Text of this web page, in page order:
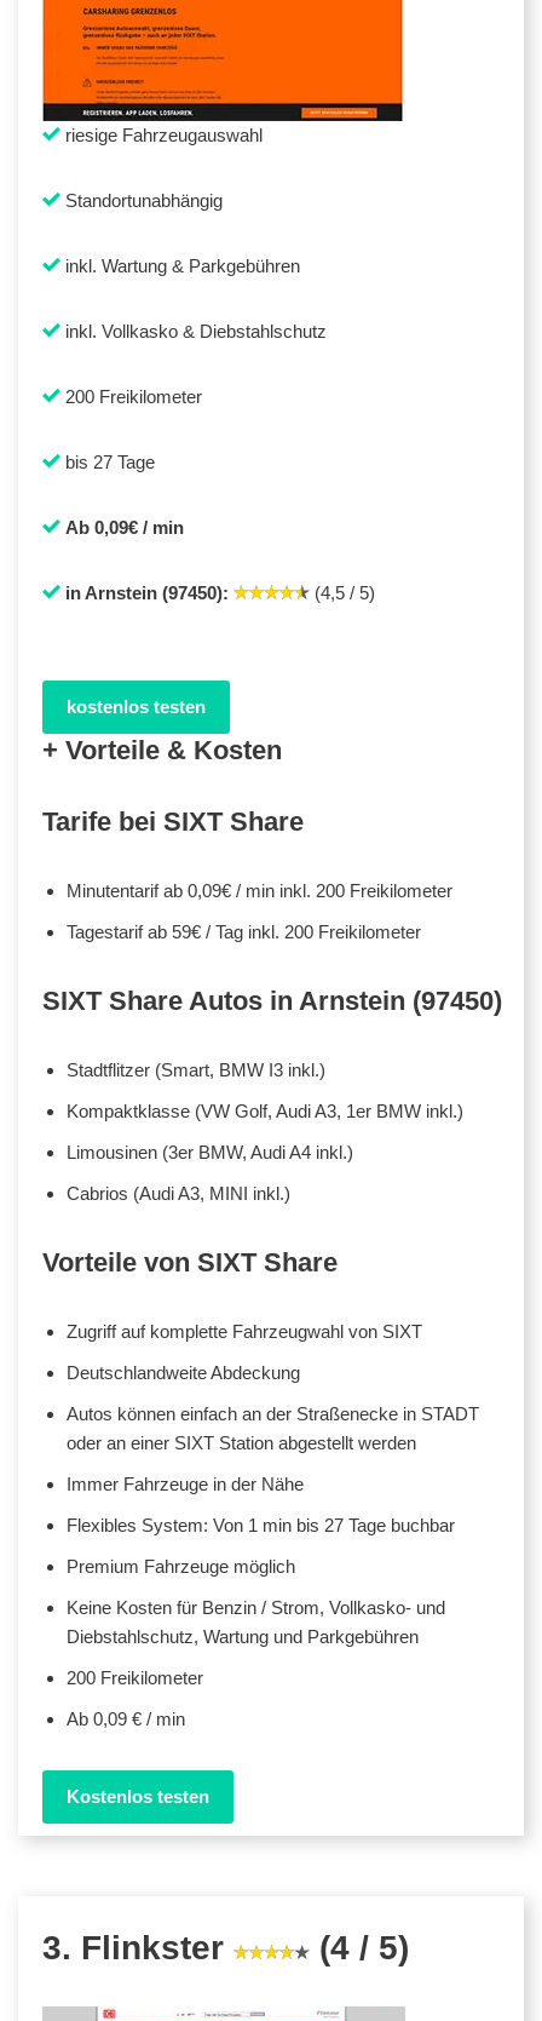
riesige Fahrzeugauswahl
Standortunabhängig
inkl. Wartung & Parkgebühren
inkl. Vollkasko & Diebstahlschutz
200 Freikilometer
bis 27 Tage
Ab 0,09€ / min
in Arnstein (97450): (4,5 / 5)
kostenlos testen
+ Vorteile & Kosten
Tarife bei SIXT Share
Minutentarif ab 0,09€ / min inkl. 200 Freikilometer
Tagestarif ab 59€ / Tag inkl. 200 Freikilometer
SIXT Share Autos in Arnstein (97450)
Stadtflitzer (Smart, BMW I3 inkl.)
Kompaktklasse (VW Golf, Audi A3, 1er BMW inkl.)
Limousinen (3er BMW, Audi A4 inkl.)
Cabrios (Audi A3, MINI inkl.)
Vorteile von SIXT Share
Zugriff auf komplette Fahrzeugwahl von SIXT
Deutschlandweite Abdeckung
Autos können einfach an der Straßenecke in STADT
oder an einer SIXT Station abgestellt werden
Immer Fahrzeuge in der Nähe
Flexibles System: Von 1 min bis 27 Tage buchbar
Premium Fahrzeuge möglich
Keine Kosten für Benzin / Strom, Vollkasko- und
Diebstahlschutz, Wartung und Parkgebühren
200 Freikilometer
Ab 0,09 € / min
Kostenlos testen
3. Flinkster (4 / 5)